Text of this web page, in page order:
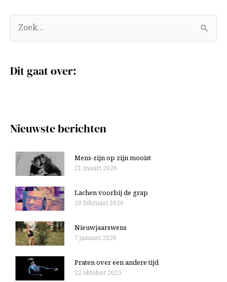
o
k
a
Dit gaat over:
Nieuwste berichten
Mens-zijn op zijn mooist
21 maart 2026
Lachen voorbij de grap
20 februari 2026
Nieuwjaarswens
7 januari 2026
Praten over een andere tijd
22 oktober 2025
r
h
e